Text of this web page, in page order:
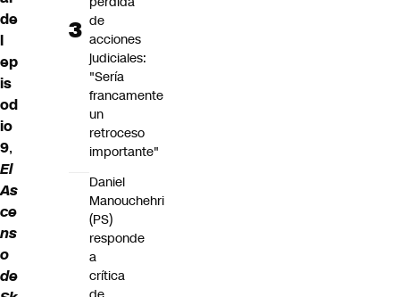
de
l
ep
is
od
io
9,
El
As
ce
ns
o
de
de
acciones
judiciales:
"Sería
francamente
un
retroceso
importante"
Daniel
Manouchehri
(PS)
responde
a
crítica